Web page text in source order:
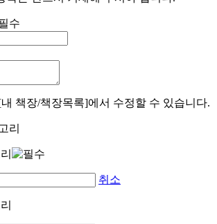
책장/책장목록]에서 수정할 수 있습니다.
리
취소